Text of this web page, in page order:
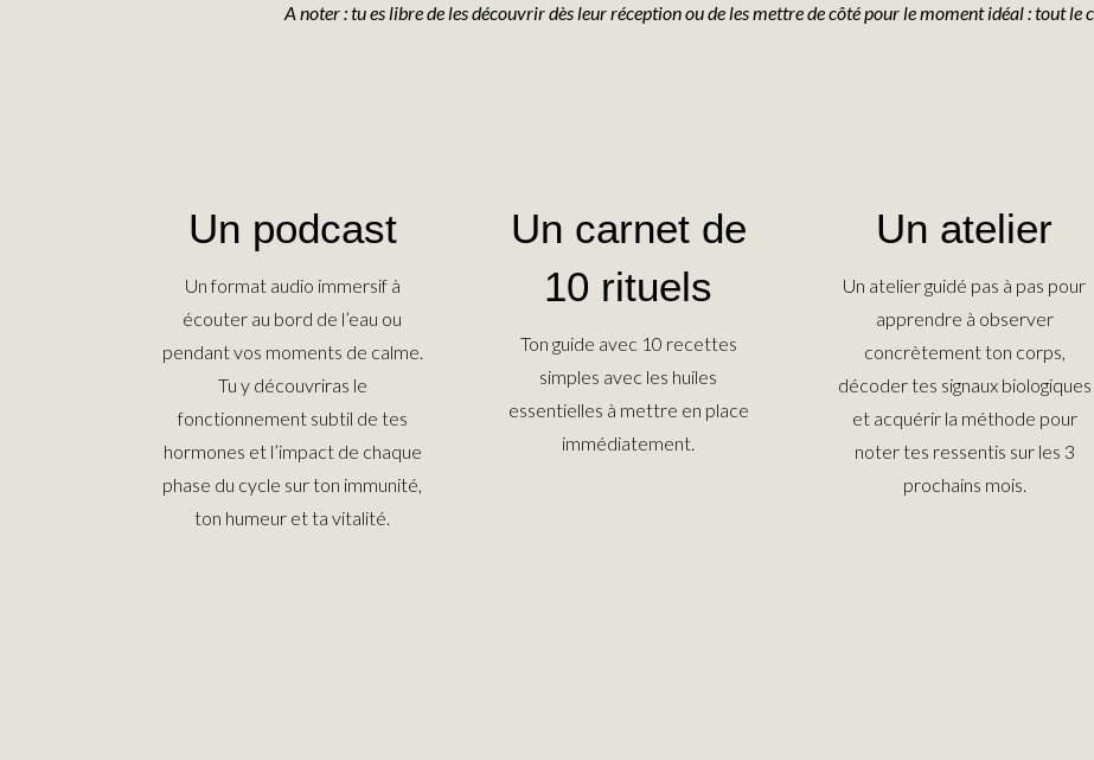
A noter : tu es libre de les découvrir dès leur réception ou de les mettre de côté pour le moment idéal : tout le
Un podcast
Un format audio immersif à
écouter au bord de l’eau ou
pendant vos moments de calme.
Tu y découvriras le
fonctionnement subtil de tes
hormones et l’impact de chaque
phase du cycle sur ton immunité,
ton humeur et ta vitalité.
Un carnet de
10 rituels
Ton guide avec 10 recettes
simples avec les huiles
essentielles à mettre en place
immédiatement.
Un atelier
Un atelier guidé pas à pas pour
apprendre à observer
concrètement ton corps,
décoder tes signaux biologiques
et acquérir la méthode pour
noter tes ressentis sur les 3
prochains mois.